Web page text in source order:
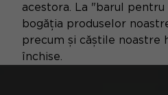
acestora. La "barul
bogăția produselor
precum și căștile noastre
închise.